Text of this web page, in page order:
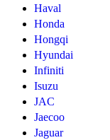
Haval
Honda
Hongqi
Hyundai
Infiniti
Isuzu
JAC
Jaecoo
Jaguar